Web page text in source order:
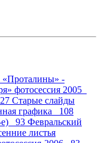
«Проталины» -
фотосессия 2005
Старые слайды
графика 108
е) 93 Февральский
листья